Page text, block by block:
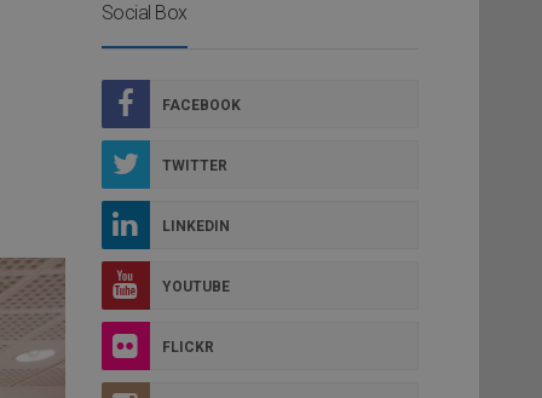
Social Box
FACEBOOK
TWITTER
LINKEDIN
YOUTUBE
FLICKR